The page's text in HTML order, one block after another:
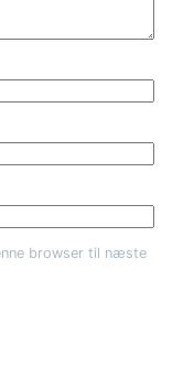
browser til næste